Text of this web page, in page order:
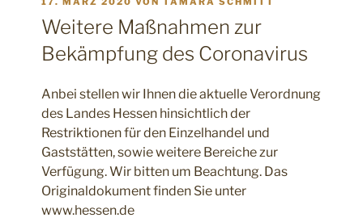
AM
Weitere Maßnahmen zur
Bekämpfung des Coronavirus
Anbei stellen wir Ihnen die aktuelle Verordnung
des Landes Hessen hinsichtlich der
Restriktionen für den Einzelhandel und
Gaststätten, sowie weitere Bereiche zur
Verfügung. Wir bitten um Beachtung. Das
Originaldokument finden Sie unter
www.hessen.de